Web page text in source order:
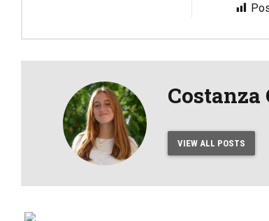
Costanza
VIEW ALL POSTS